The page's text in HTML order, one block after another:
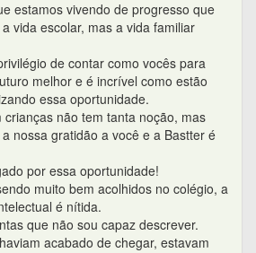
estamos vivendo de progresso que
vida escolar, mas a vida familiar
de contar como vocês para
melhor e é incrível como estão
essa oportunidade.
não tem tanta noção, mas
nossa gratidão a você e a Bastter é
por essa oportunidade!
muito bem acolhidos no colégio, a
é nítida.
que não sou capaz descrever.
acabado de chegar, estavam